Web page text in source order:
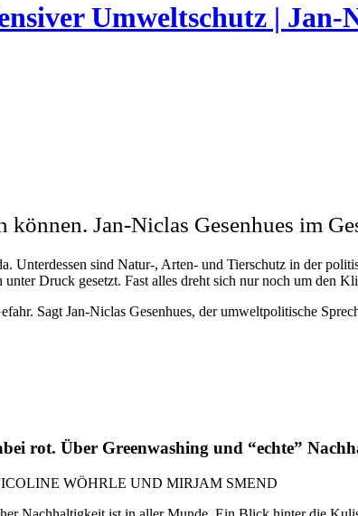
Umweltschutz | Jan-
Jan-Niclas Gesenhues im
Unterdessen sind Natur-, Arten- und Tierschutz in der
Druck gesetzt. Fast alles dreht sich nur noch um den
Sagt Jan-Niclas Gesenhues, der umweltpolitische
rot. Über Greenwashing und “echte”
WÖHRLE UND MIRJAM SMEND